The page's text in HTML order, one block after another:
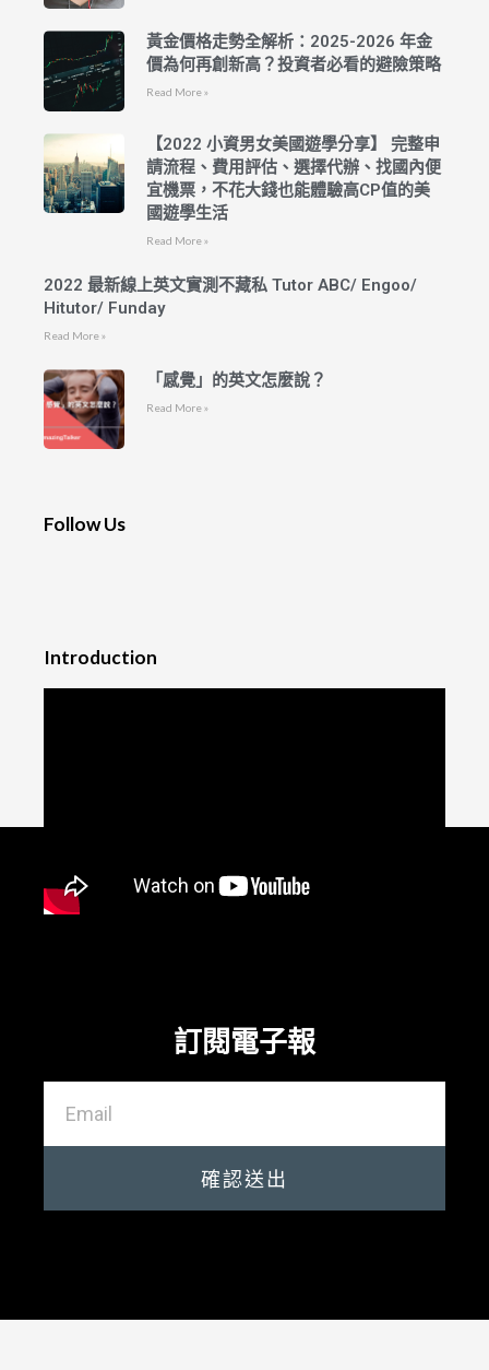
黃金價格走勢全解析：2025-2026 年金
價為何再創新高？投資者必看的避險策略
Read More »
【2022 小資男女美國遊學分享】 完整申
請流程、費用評估、選擇代辦、找國內便
宜機票，不花大錢也能體驗高CP值的美
國遊學生活
Read More »
2022 最新線上英文實測不藏私 Tutor ABC/ Engoo/
Hitutor/ Funday
Read More »
「感覺」的英文怎麼說？
Read More »
Follow Us
Introduction
訂閱電子報
確認送出